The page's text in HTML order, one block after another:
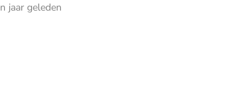
jaar geleden